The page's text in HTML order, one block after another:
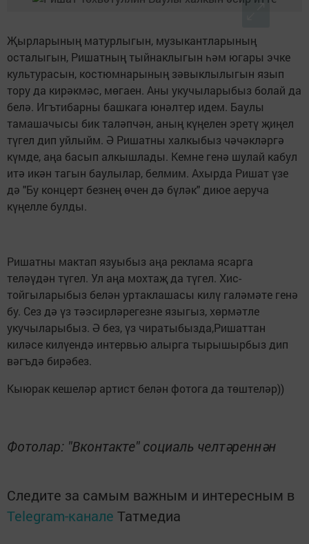
Җырларының матурлыгын, музыкантларының
осталыгын, Ришатның тыйнаклыгын һәм югары эчке
культурасын, костюмнарының зәвыклылыгын язып
тору да кирәкмәс, мөгаен. Аны укучыларыбыз болай да
белә. Игътибарны башкага юнәлтер идем. Баулы
тамашачысы бик таләпчән, аның күңелен эретү җиңел
түгел дип уйлыйм. Ә Ришатны халкыбыз чәчәкләргә
күмде, аңа басып алкышлады. Кемне генә шулай кабул
итә икән тагын баулылар, белмим. Ахырда Ришат үзе
дә "Бу концерт безнең өчен дә бүләк" диюе аеруча
күңелле булды.
Ришатны мактап язуыбыз аңа реклама ясарга
теләүдән түгел. Ул аңа мохтаҗ да түгел. Хис-
тойгыларыбыз белән уртаклашасы килү галәмәте генә
бу. Сез дә үз тәэсирләрегезне языгыз, хөрмәтле
укучыларыбыз. Ә без, үз чиратыбызда,Ришаттан
киләсе килүендә интервью алырга тырышырбыз дип
вәгъдә бирәбез.
Кыюрак кешеләр артист белән фотога да төштеләр))
Фотолар: "Вконтакте" cоциаль челтәреннән
Следите за самым важным и интересным в
Telegram-канале Татмедиа